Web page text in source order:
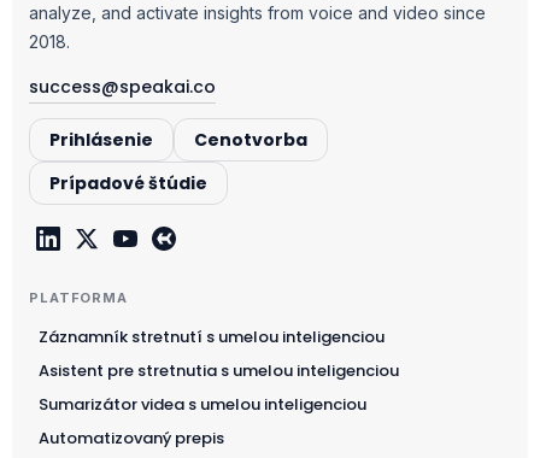
analyze, and activate insights from voice and video since
2018.
success@speakai.co
Prihlásenie
Cenotvorba
Prípadové štúdie
PLATFORMA
Záznamník stretnutí s umelou inteligenciou
Asistent pre stretnutia s umelou inteligenciou
Sumarizátor videa s umelou inteligenciou
Automatizovaný prepis